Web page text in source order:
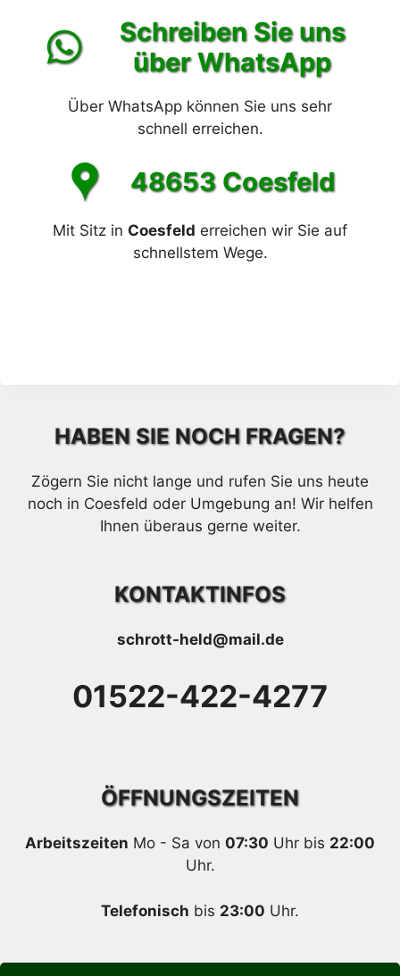
Schreiben Sie uns
über WhatsApp
Über WhatsApp können Sie uns sehr
schnell erreichen.
48653 Coesfeld
Mit Sitz in Coesfeld erreichen wir Sie auf
schnellstem Wege.
HABEN SIE NOCH FRAGEN?
Zögern Sie nicht lange und rufen Sie uns heute
noch in Coesfeld oder Umgebung an! Wir helfen
Ihnen überaus gerne weiter.
KONTAKTINFOS
schrott-held@mail.de
01522-422-4277
ÖFFNUNGSZEITEN
Arbeitszeiten Mo - Sa von 07:30 Uhr bis 22:00
Uhr.
Telefonisch bis 23:00 Uhr.